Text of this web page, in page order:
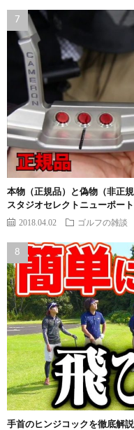
本物（正規品）と偽物（非正
スタジオセレクトニューポー
2018.04.02 ゴルフの雑談
手首のヒンジコックを徹底解